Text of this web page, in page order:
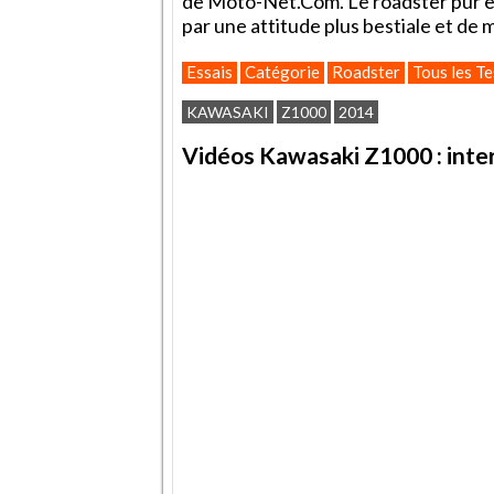
par une attitude plus bestiale et de
Essais Catégorie Roadster Tous les
KAWASAKI Z1000 2014
Vidéos Kawasaki Z1000 :